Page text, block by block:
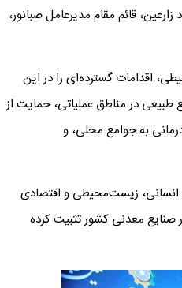
قائم مقام مدیرعامل صبانور،
اقدامات گسترده‌ای را در این
طبیعی در مناطق عملیاتی، حمایت از
به جوامع محلی، و
زیست‌محیطی و اقتصادی
صنایع معدنی کشور تثبیت کرده